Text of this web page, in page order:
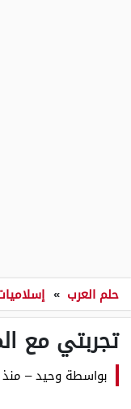
حلم العرب »
تجربتي مع
بواسطة وحيد–